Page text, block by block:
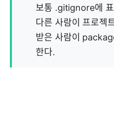
보통 .gitignore에 표
다른 사람이 프로젝
받은 사람이
한다.